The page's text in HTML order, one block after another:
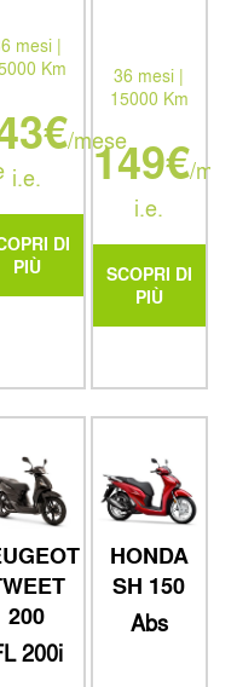
mesi |
Km
/mese
i.e.
DI
PIÙ
36 mesi |
15000 Km
149€/
i.e.
SCOPRI DI
PIÙ
200
200i
Active
HONDA
SH 150
Abs
VETRO GT